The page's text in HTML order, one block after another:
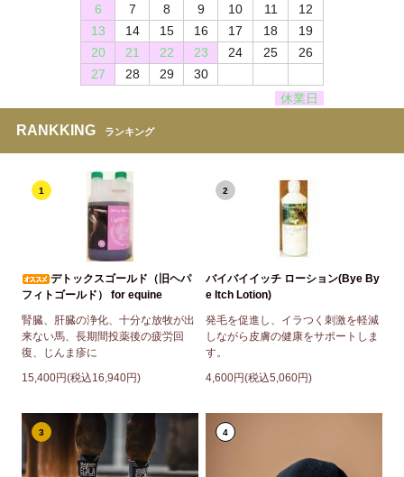
6
7 8 9 10 11
12
13
14 15 16 17 18
19
20
21 22 23 24 25
26
27
28 29
30
休業日
RANKKING ランキング
1
デトックスゴールド（旧ヘパ
フィトゴールド） for equine
腎臓、肝臓の浄化、十分な放牧が出
来ない馬、長期間投薬後の疲労回
復、じんま疹に
15,400円(税込16,940円)
2
バイバイイッチ ローション(Bye By
e Itch Lotion)
発毛を促進し、イラつく刺激を軽減
しながら皮膚の健康をサポートしま
す。
4,600円(税込5,060円)
3 4